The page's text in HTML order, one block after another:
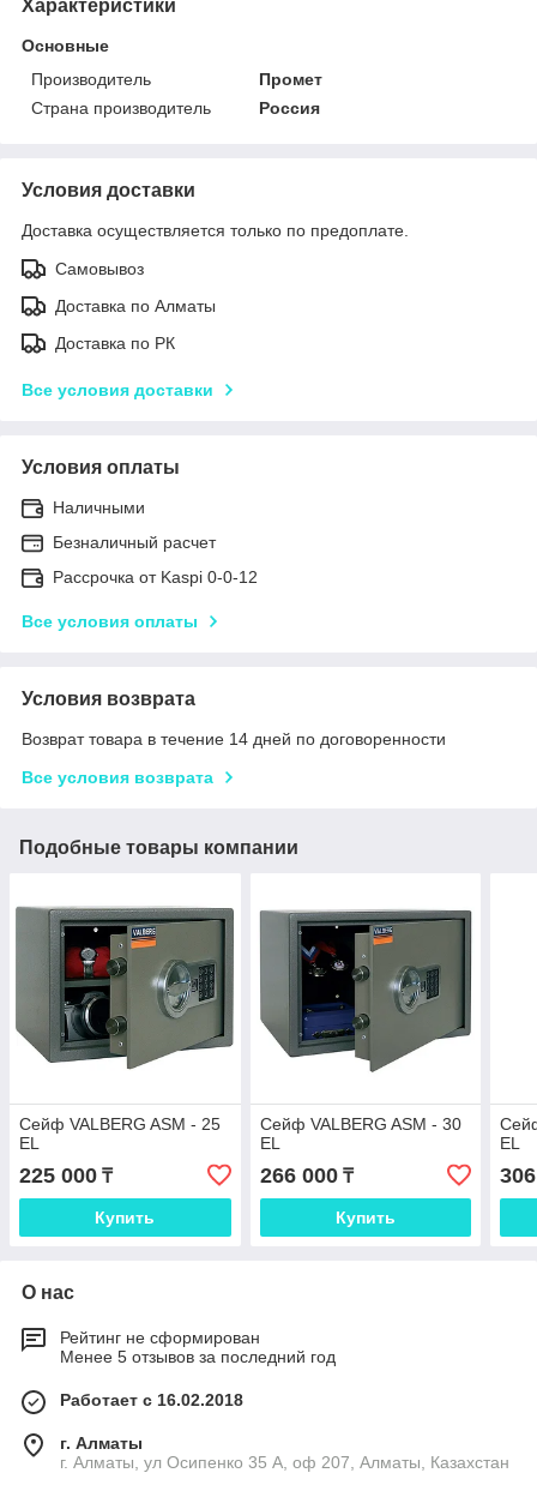
Характеристики
Основные
Производитель
Промет
Страна производитель
Россия
Условия доставки
Доставка осуществляется только по предоплате.
Самовывоз
Доставка по Алматы
Доставка по РК
Все условия доставки
Условия оплаты
Наличными
Безналичный расчет
Рассрочка от Kaspi 0-0-12
Все условия оплаты
Условия возврата
Возврат товара в течение 14 дней по договоренности
Все условия возврата
Подобные товары компании
Сейф VALBERG ASM - 25
EL
225 000 ₸
Купить
Сейф VALBERG ASM - 30
EL
266 000₸
Купить
EL
О нас
Рейтинг не сформирован
Менее 5 отзывов за последний год
Работает с 16.02.2018
г. Алматы
г. Алматы, ул Осипенко 35 А, оф 207, Алматы, Казахстан